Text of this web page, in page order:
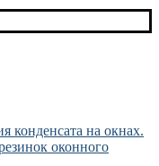
конденсата на окнах.
оконного